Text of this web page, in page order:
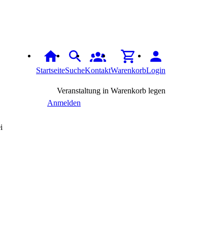
StartseiteSucheKontaktWarenkorbLogin
Veranstaltung in Warenkorb legen
Anmelden